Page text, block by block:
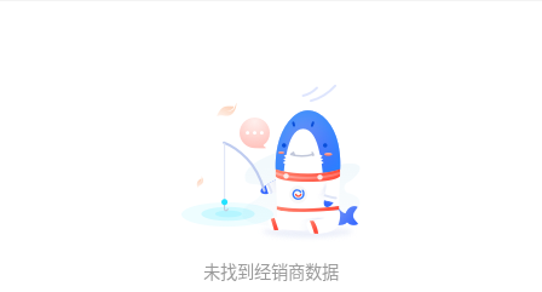
未找到经销商数据